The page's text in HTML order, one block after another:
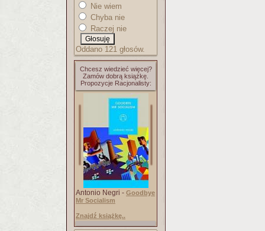
Nie wiem
Chyba nie
Raczej nie
Oddano 121 głosów.
Chcesz wiedzieć więcej?
Zamów dobrą książkę.
Propozycje Racjonalisty:
Antonio Negri - Goodbye
Mr Socialism
Znajdź książkę..